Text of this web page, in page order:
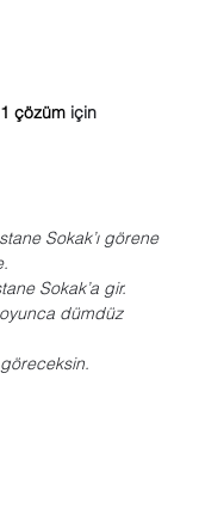
çözüm için
Sokak’ı görene
Sokak’a gir.
dümdüz